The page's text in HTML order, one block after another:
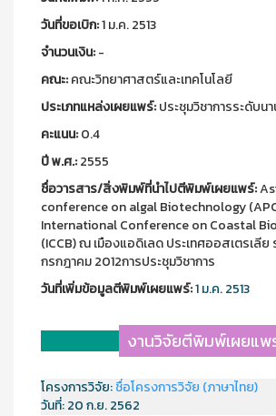
วันที่ขอเบิก:1 ม.ค. 2513
จำนวนเงิน:-
คณะ:คณะวิทยาศาสตร์และเทคโนโลยี
ประเภทแหล่งเผยแพร์:ประชุมวิชาการระดับน
คะแนน:0.4
ปี พ.ศ.:2555
ชื่อวารสาร/สิ่งพิมพ์ที่นำไปตีพิมพ์เผยแพร์:
conference on algal Biotechnology
International Conference on Coastal
(ICCB) ณ เมืองแอดิเลด ประเทศออสเตรเลีย
กรกฎาคม 2012การประชุมวิชาการ
วันที่เพิ่มข้อมูลตีพิมพ์เผยแพร์:1 ม.ค. 2513
งานวิจัยตีพิมพ์เผยแพ
โครงการวิจัย:ชื่อโครงการวิจัย (ภาษาไทย)
วันที่:20 ก.ย. 2562